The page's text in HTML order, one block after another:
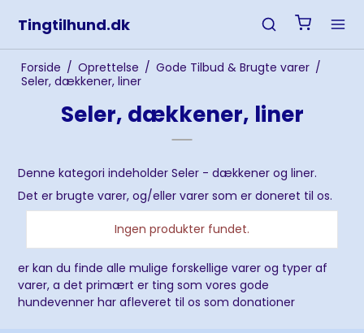
Tingtilhund.dk
Forside / Oprettelse / Gode Tilbud & Brugte varer /
Seler, dækkener, liner
Seler, dækkener, liner
Denne kategori indeholder Seler - dækkener og liner.
Det er brugte varer, og/eller varer som er doneret til os.
Ingen produkter fundet.
er kan du finde alle mulige forskellige varer og typer af
varer, a det primært er ting som vores gode
hundevenner har afleveret til os som donationer